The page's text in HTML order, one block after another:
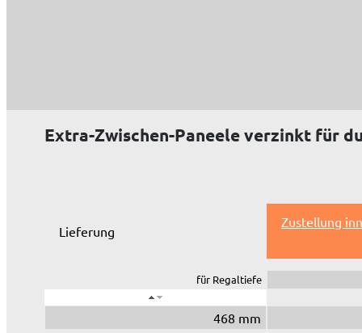
Extra-Zwischen-Paneele verzinkt für
Lieferung
Zustellung
für Regaltiefe
468 mm